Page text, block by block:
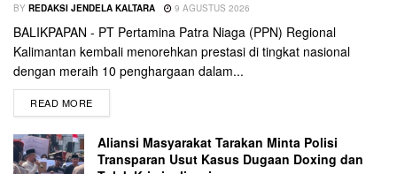
BY REDAKSI JENDELA KALTARA 9 AGUSTUS 2026
BALIKPAPAN - PT Pertamina Patra Niaga (PPN) Regional
Kalimantan kembali menorehkan prestasi di tingkat nasional
dengan meraih 10 penghargaan dalam...
READ MORE
Aliansi Masyarakat Tarakan Minta Polisi
Transparan Usut Kasus Dugaan Doxing dan